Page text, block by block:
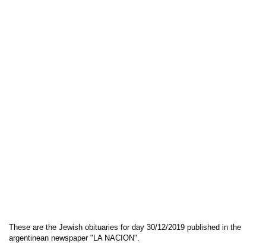
These are the Jewish obituaries for day 30/12/2019 published in the
argentinean newspaper "LA NACION".